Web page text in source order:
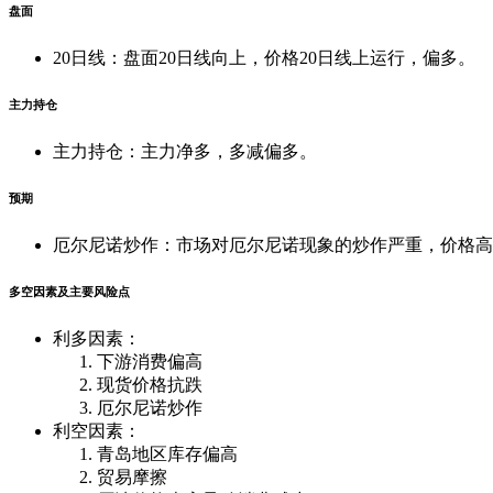
盘面
20日线：盘面20日线向上，价格20日线上运行，偏多。
主力持仓
主力持仓：主力净多，多减偏多。
预期
厄尔尼诺炒作：市场对厄尔尼诺现象的炒作严重，价格
多空因素及主要风险点
利多因素：
下游消费偏高
现货价格抗跌
厄尔尼诺炒作
利空因素：
青岛地区库存偏高
贸易摩擦